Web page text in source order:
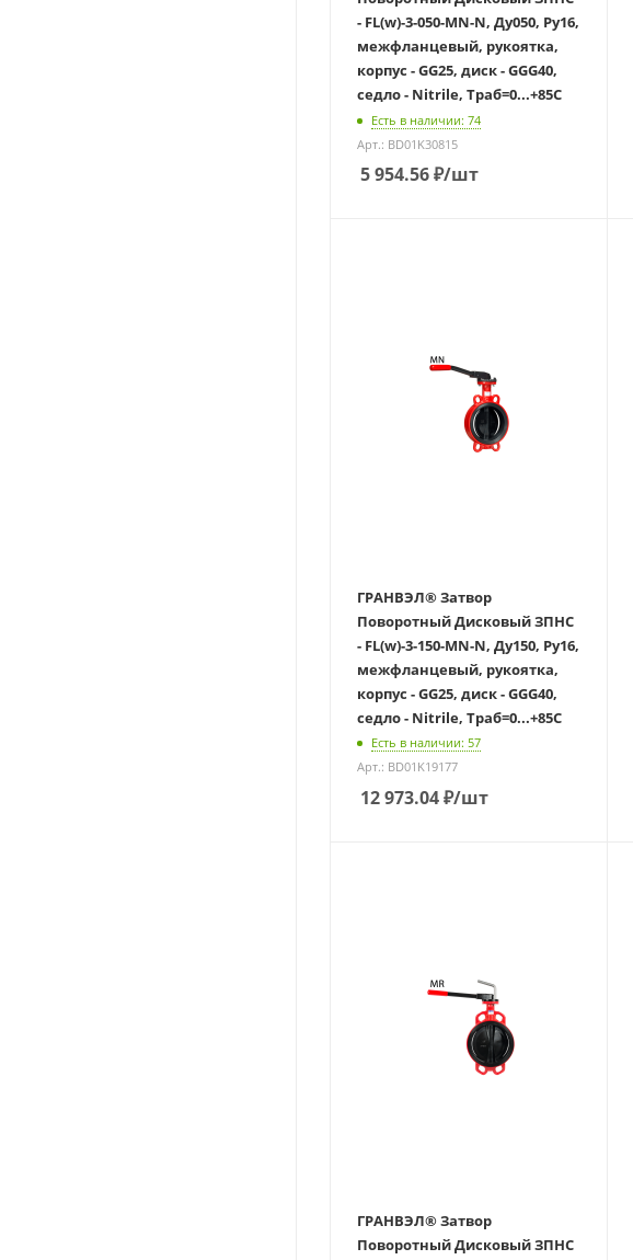
- FL(w)-3-050-MN-N, Ду050, Ру16,
межфланцевый, рукоятка,
корпус - GG25, диск - GGG40,
седло - Nitrile, Траб=0...+85С
Есть в наличии: 74
Арт.: BD01K30815
5 954.56₽/шт
ГРАНВЭЛ® Затвор
Поворотный Дисковый ЗПНС
- FL(w)-3-150-MN-N, Ду150, Ру16,
межфланцевый, рукоятка,
корпус - GG25, диск - GGG40,
седло - Nitrile, Траб=0...+85С
Есть в наличии: 57
Арт.: BD01K19177
12 973.04₽/шт
ГРАНВЭЛ® Затвор
Поворотный Дисковый ЗПНС